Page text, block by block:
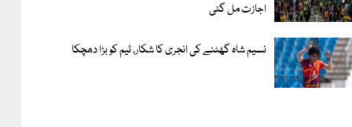
اجازت مل گئی
نسیم شاہ گھٹنے کی انجری کا شکار، ٹیم کو بڑا دھچکا